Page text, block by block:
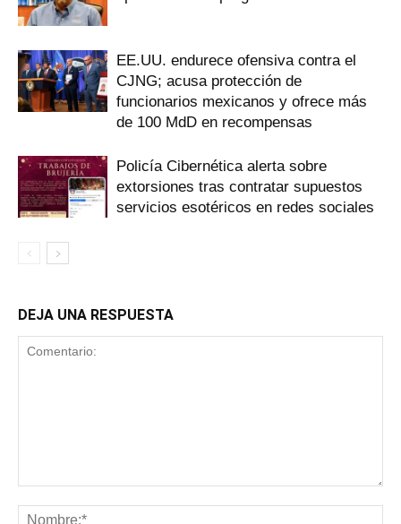
EE.UU. endurece ofensiva contra el
CJNG; acusa protección de
funcionarios mexicanos y ofrece más
de 100 MdD en recompensas
Policía Cibernética alerta sobre
extorsiones tras contratar supuestos
servicios esotéricos en redes sociales
DEJA UNA RESPUESTA